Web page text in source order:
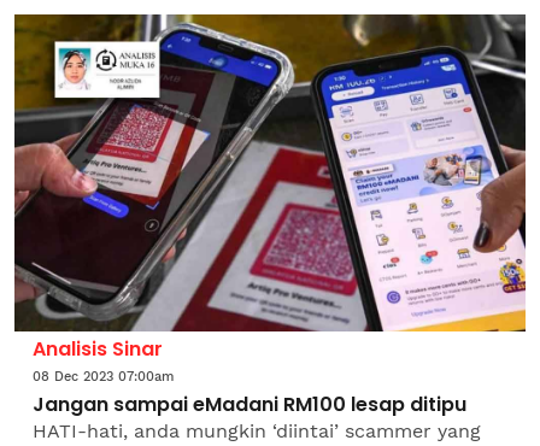
2023). Antaranya,...
Analisis Sinar
08 Dec 2023 07:00am
Jangan sampai eMadani RM100 lesap ditipu
HATI-hati, anda mungkin ‘diintai’ scammer yang